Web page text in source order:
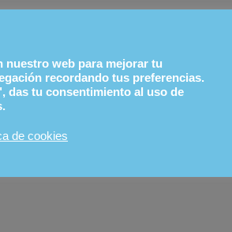
enlace:
nuestro web para mejorar tu
recordando tus preferencias.
das tu consentimiento al uso de
de cookies